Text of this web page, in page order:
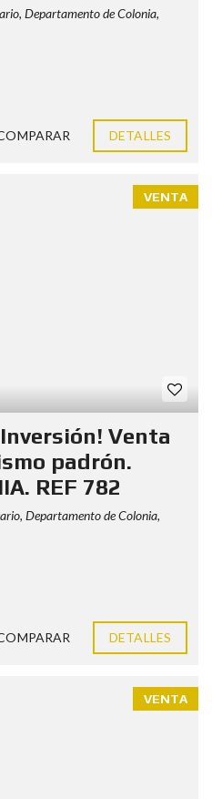
Departamento de Colonia,
DETALLES
VENTA
Venta
padrón.
REF 782
Departamento de Colonia,
DETALLES
VENTA